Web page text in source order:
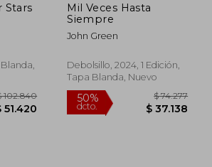
Stars
Mil Veces Hasta
Siempre
John Green
Debolsillo, 2024, 1 Edición,
Tapa Blanda, Nuevo